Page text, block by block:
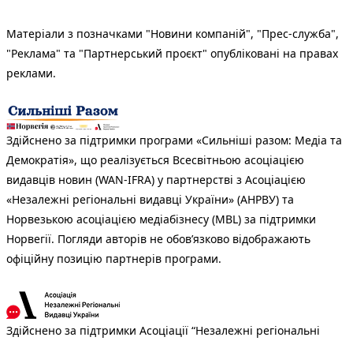
Матеріали з позначками "Новини компаній", "Прес-служба",
"Реклама" та "Партнерський проєкт" опубліковані на правах
реклами.
Здійснено за підтримки програми «Сильніші разом: Медіа та
Демократія», що реалізується Всесвітньою асоціацією
видавців новин (WAN-IFRA) у партнерстві з Асоціацією
«Незалежні регіональні видавці України» (АНРВУ) та
Норвезькою асоціацією медіабізнесу (MBL) за підтримки
Норвегії. Погляди авторів не обов’язково відображають
офіційну позицію партнерів програми.
Здійснено за підтримки Асоціації “Незалежні регіональні